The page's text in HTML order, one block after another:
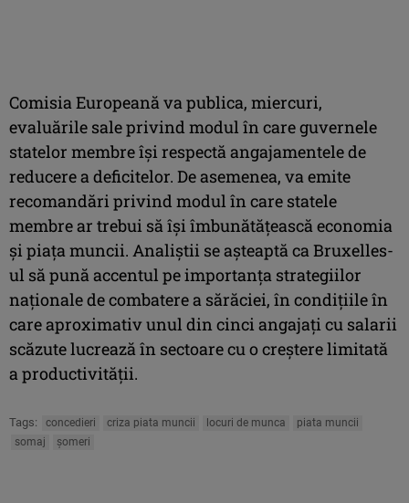
Comisia Europeană va publica, miercuri,
evaluările sale privind modul în care guvernele
statelor membre îşi respectă angajamentele de
reducere a deficitelor. De asemenea, va emite
recomandări privind modul în care statele
membre ar trebui să îşi îmbunătăţească economia
şi piaţa muncii. Analiştii se aşteaptă ca Bruxelles-
ul să pună accentul pe importanţa strategiilor
naţionale de combatere a sărăciei, în condiţiile în
care aproximativ unul din cinci angajaţi cu salarii
scăzute lucrează în sectoare cu o creştere limitată
a productivităţii.
Tags: concedieri criza piata muncii locuri de munca
piata muncii
somaj
șomeri